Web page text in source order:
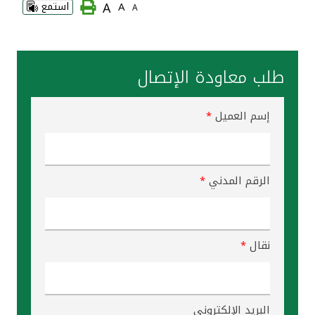
خدمات ما بعد البيع
اتصل بنا
ألمانيا
A
A
A استمع
طلب معاودة الإتصال
إسم العميل*
الرقم المدني*
نقال*
البريد الإلكتروني